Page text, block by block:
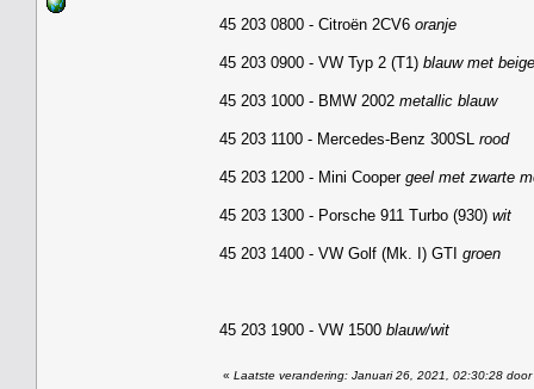
45 203 0800 - Citroën 2CV6 oranje
45 203 0900 - VW Typ 2 (T1) blauw met
45 203 1000 - BMW 2002 metallic blauw
45 203 1100 - Mercedes-Benz 300SL rood
45 203 1200 - Mini Cooper geel met zwarte
45 203 1300 - Porsche 911 Turbo (930) wit
45 203 1400 - VW Golf (Mk. I) GTI groen
45 203 1900 - VW 1500 blauw/wit
« Laatste verandering: Januari 26, 2021, 02:30:28